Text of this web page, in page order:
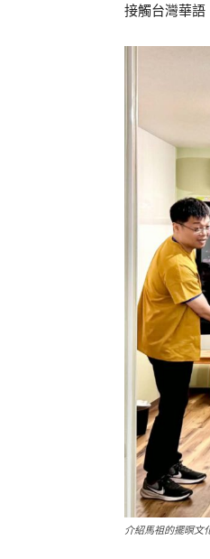
接觸台灣華語
介紹馬祖的擺暝文